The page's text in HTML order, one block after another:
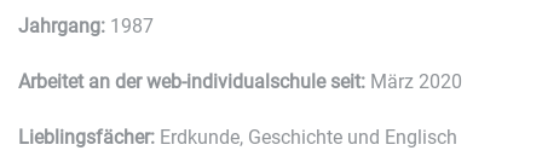
Jahrgang: 1987
Arbeitet an der web-individualschule seit: März 2020
Lieblingsfächer: Erdkunde, Geschichte und Englisch